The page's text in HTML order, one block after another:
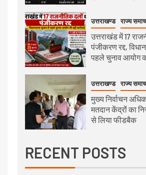
उत्तराखण्ड राज्य
उत्तराखंड में 17
पंजीकरण रद्द,
पहले चुनाव आयोग
उत्तराखण्ड राज्य
मुख्य निर्वाचन
मतदान केंद्रों का
से लिया फीडबैक
RECENT POSTS